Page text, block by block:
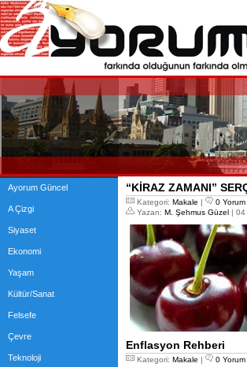
Ayorum Güncel
A Çizgi
Siyaset
Ekonomi
Yaşam
Kültür/Sanat
Felsefe
Çevre
Teknoloji
“KİRAZ ZAMANI”
Kategori: Makale | 0 Yorum
Yazan: M. Şehmus Güzel |
Enflasyon Rehberi
Kategori: Makale | 0 Yorum